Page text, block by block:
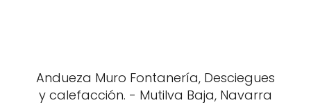
Andueza Muro Fontanería, Desciegues
y calefacción. - Mutilva Baja, Navarra